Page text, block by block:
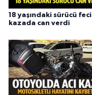
18 yaşındaki sürücü feci
kazada can verdi